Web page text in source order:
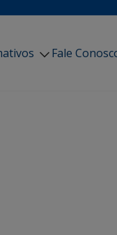
Fale